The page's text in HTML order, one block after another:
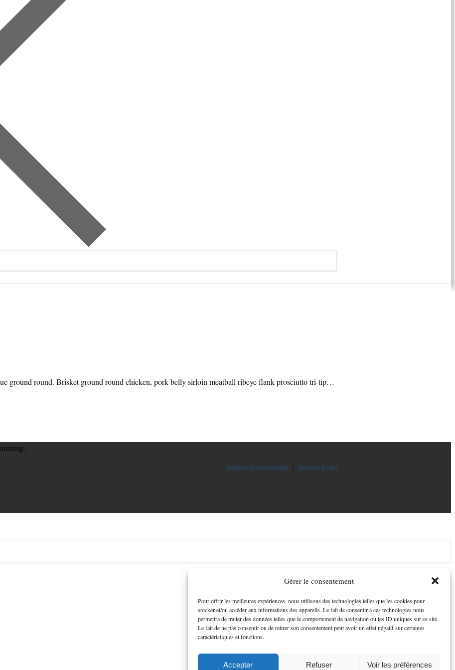
Gérer le consentement
Pour offrir les meilleures expériences, nous utilisons des technologies telles que les cookies pour
stocker et/ou accéder aux informations des appareils. Le fait de consentir à ces technologies nous
permettra de traiter des données telles que le comportement de navigation ou les ID uniques sur ce site.
Le fait de ne pas consentir ou de retirer son consentement peut avoir un effet négatif sur certaines
caractéristiques et fonctions.
Accepter Refuser Voir les préférences
ground round. Brisket ground round chicken, pork belly sirloin meatball ribeye flank prosciutto tri-tip…
Politique de confidentialité Mentions légales